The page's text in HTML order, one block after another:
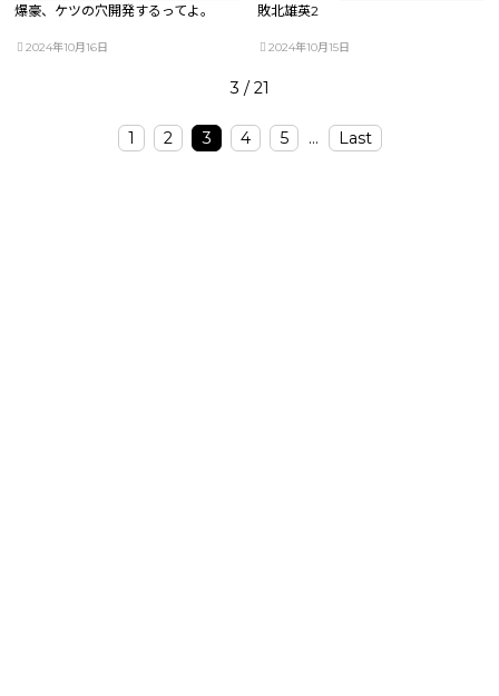
爆豪、ケツの穴開発するってよ。
2024年10月16日
敗北雄英2
2024年10月15日
3 / 21
1 2 3 4 5 ... Last